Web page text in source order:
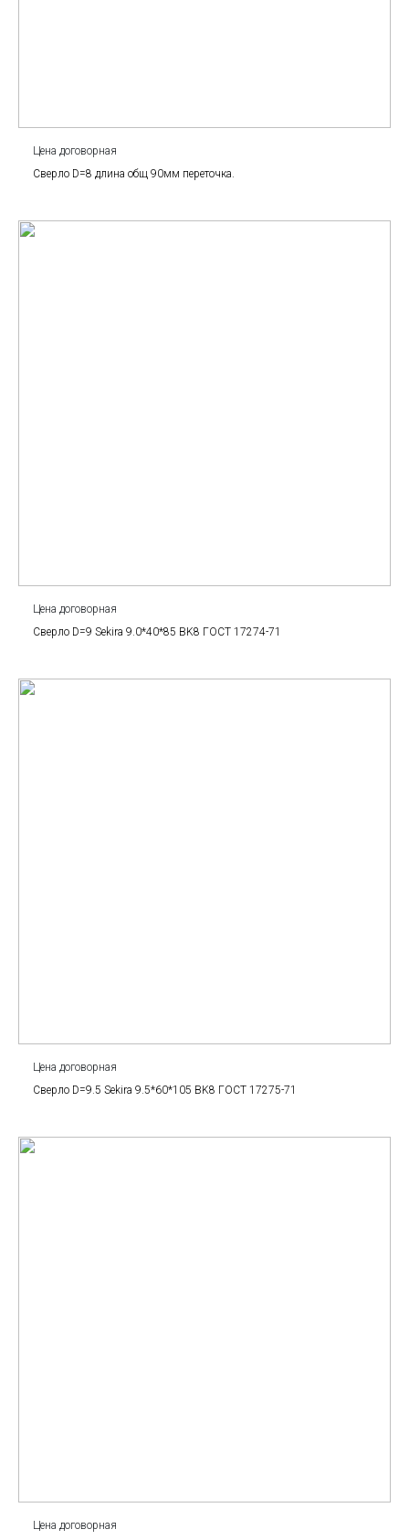
Цена договорная
Сверло D=8 длина общ 90мм переточка.
Цена договорная
Сверло D=9 Sekira 9.0*40*85 BK8 ГОСТ 17274-71
Цена договорная
Сверло D=9.5 Sekira 9.5*60*105 BK8 ГОСТ 17275-71
Цена договорная